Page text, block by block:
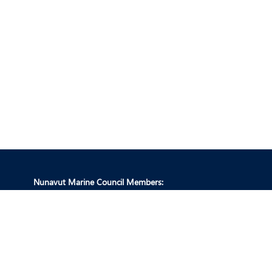
Nunavut Marine Council Members: